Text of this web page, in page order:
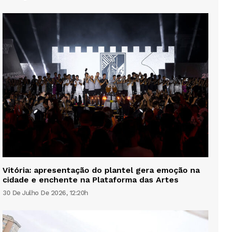
Vitória: apresentação do plantel gera emoção na
cidade e enchente na Plataforma das Artes
30 De Julho De 2026, 12:20h